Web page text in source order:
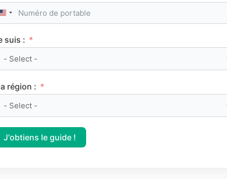
Manon Lescaut, Abbé Prévost : résumé et
analyse de l’œuvre
FRANÇAIS
United States +1
suis :
région :
J'obtiens le guide !